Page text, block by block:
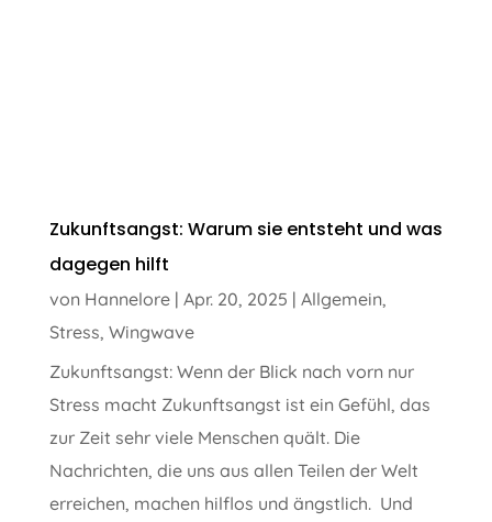
Zukunftsangst: Warum sie entsteht und was
dagegen hilft
von Hannelore| Apr. 20, 2025 | Allgemein,
Stress, Wingwave
Zukunftsangst: Wenn der Blick nach vorn nur
Stress macht Zukunftsangst ist ein Gefühl, das
zur Zeit sehr viele Menschen quält. Die
Nachrichten, die uns aus allen Teilen der Welt
erreichen, machen hilflos und ängstlich. Und